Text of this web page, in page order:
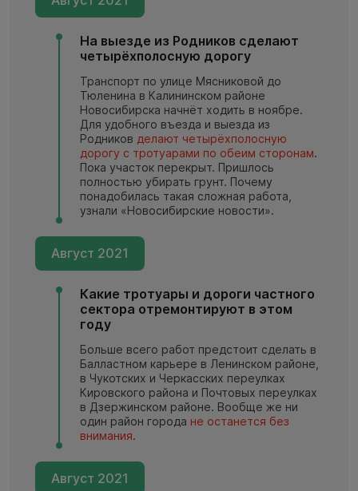
На выезде из Родников сделают
четырёхполосную дорогу
Транспорт по улице Мясниковой до
Тюленина в Калининском районе
Новосибирска начнёт ходить в ноябре.
Для удобного въезда и выезда из
Родников делают четырёхполосную
дорогу с тротуарами по обеим сторонам.
Пока участок перекрыт. Пришлось
полностью убирать грунт. Почему
понадобилась такая сложная работа,
узнали «Новосибирские новости».
Август 2021
Какие тротуары и дороги частного
сектора отремонтируют в этом
году
Больше всего работ предстоит сделать в
Балластном карьере в Ленинском районе,
в Чукотских и Черкасских переулках
Кировского района и Почтовых переулках
в Дзержинском районе. Вообще же ни
один район города не останется без
внимания.
Август 2021